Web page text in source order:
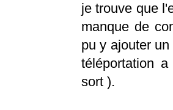
je trouve que
manque de
pu y ajouter
téléportation
sort ).